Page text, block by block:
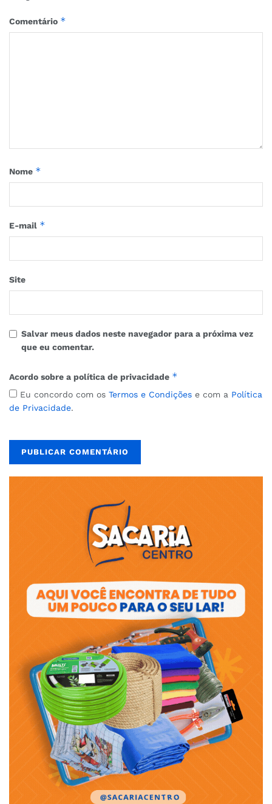
Comentário *
Nome *
E-mail *
Site
Salvar meus dados neste navegador para a próxima vez
que eu comentar.
Acordo sobre a política de privacidade *
Eu concordo com os Termos e Condições e com a Política
de Privacidade.